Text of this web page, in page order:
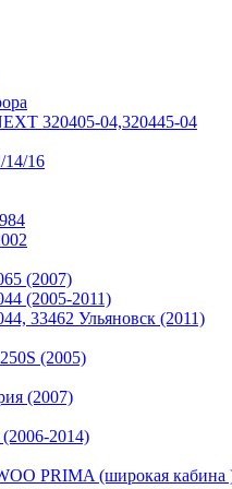
320405-04,320445-04
16
(2007)
(2005-2011)
33462 Ульяновск (2011)
(2005)
(2007)
2014)
PRIMA (широкая кабина